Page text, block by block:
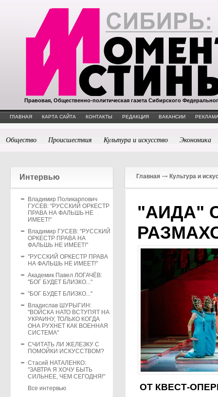
Правовая, Общественно-политическая газета Сибирского
ГЛАВНАЯ КАРТА САЙТА КОНТАКТЫ РЕДАКЦИЯ ВАКАНСИИ
Общество Происшествия Культура и искусство Экономика
Интервью
Владимир Поликарпович
ГУСЕВ: "РУССКИЙ ОРКЕСТР
ПРАВА НА ФАЛЬШЬ НЕ
ИМЕЕТ!"
Владимир ГУСЕВ: "РУССКИЙ
ОРКЕСТР ПРАВА НА
ФАЛЬШЬ НЕ ИМЕЕТ!"
"РУССКИЙ ОРКЕСТР ПРАВА
НА ФАЛЬШЬ НЕ ИМЕЕТ!"
Академик Павел ЛОГАЧЁВ:
"БОГ БУДЕТ БЛИЗКО..."
"БОГ БУДЕТ БЛИЗКО..."
Владислав ШУРЫГИН:
"ВОЙСКА НАТО ВСТУПЯТ НА
УКРАИНУ, ТОЛЬКО КОГДА
ОНА РУХНЕТ КАК ВОЕННАЯ
СИСТЕМА"
СЧИТАТЬ ЛИ ЖЕЛЕЗКУ С
ПОМОЙКИ ИСКУССТВОМ?
Стасий НАТАЛЕНКО:
"ЗАВТРА Я ХОЧУ БЫТЬ
СИЛЬНЕЕ, ЧЕМ СЕГОДНЯ!"
Все интервью
Главная Культура и
"АИДА"
ОТ КВЕСТ-